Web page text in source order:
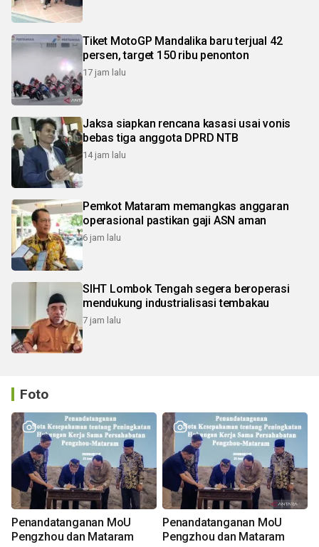
Tiket MotoGP Mandalika baru terjual 42
persen, target 150 ribu penonton
17 jam lalu
Jaksa siapkan rencana kasasi usai vonis
bebas tiga anggota DPRD NTB
14 jam lalu
Pemkot Mataram memangkas anggaran
operasional pastikan gaji ASN aman
6 jam lalu
SIHT Lombok Tengah segera beroperasi
mendukung industrialisasi tembakau
7 jam lalu
Foto
Penandatanganan MoU
Pengzhou dan Mataram
Penandatanganan MoU
Pengzhou dan Mataram